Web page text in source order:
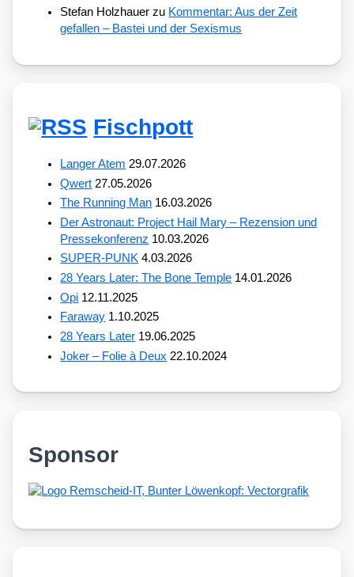
Stefan Holzhauer zu Kommentar: Aus der Zeit
gefallen – Bastei und der Sexismus
Fischpott
Langer Atem 29.07.2026
Qwert 27.05.2026
The Running Man 16.03.2026
Der Astronaut: Project Hail Mary – Rezension und
Pressekonferenz 10.03.2026
SUPER-PUNK 4.03.2026
28 Years Later: The Bone Temple 14.01.2026
Opi 12.11.2025
Faraway 1.10.2025
28 Years Later 19.06.2025
Joker – Folie à Deux 22.10.2024
Sponsor